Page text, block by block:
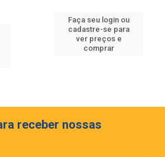
Faça seu login ou
cadastre-se para
ver preços e
comprar
receber nossas